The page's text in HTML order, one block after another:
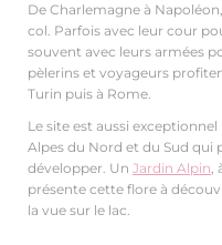
De Charlemagne à
col. Parfois avec leur cour
souvent avec leurs armées
pèlerins et voyageurs
Turin puis à Rome.
Le site est aussi
Alpes du Nord et du Sud qui
développer. Un Jardin Alpin,
présente cette flore à
la vue sur le lac.